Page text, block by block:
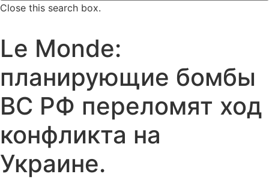
Close this search box.
Le Monde:
планирующие бомбы
ВС РФ переломят ход
конфликта на
Украине.